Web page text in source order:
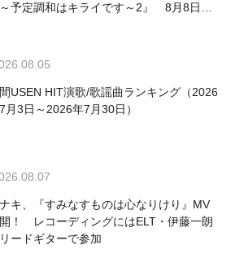
予定調和はキライです～2』 8月8日
USEN HIT演歌/歌謡曲ランキング（2026
月3日～2026年7月30日）
キ、『すみなすものは心なりけり』MV
！ レコーディングにはELT・伊藤一朗
ードギターで参加